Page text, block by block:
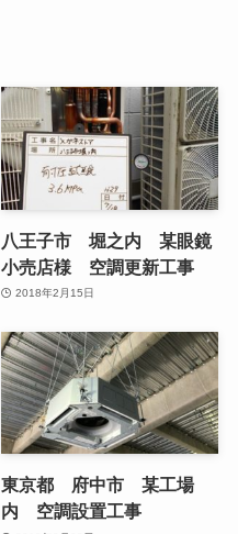
八王子市 堀之内 某眼鏡
小売店様 空調更新工事
2018年2月15日
東京都 府中市 某工場
内 空調設置工事